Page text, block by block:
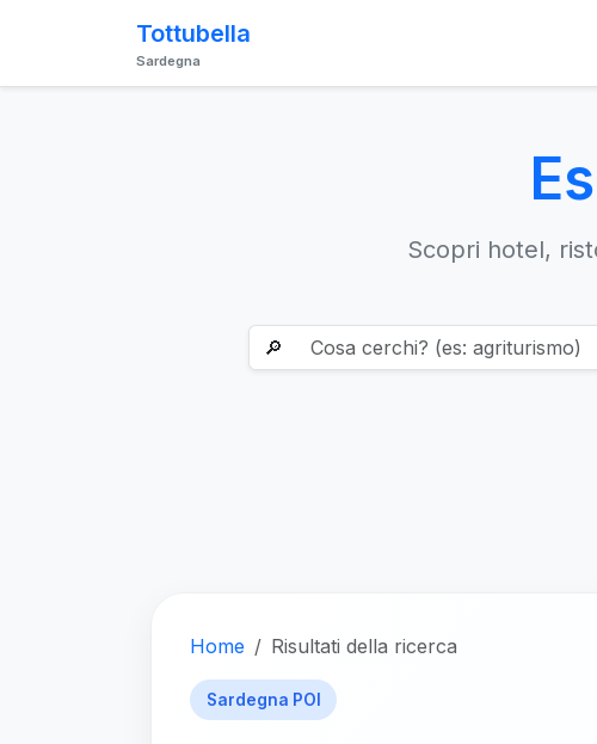
Tottubella
Sardegna
Scopri hotel,
🔎
Home Risultati della ricerca
Sardegna POI